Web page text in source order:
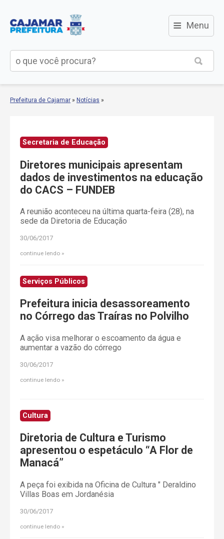
≡ Menu
Prefeitura de Cajamar » Notícias »
Secretaria de Educação
Diretores municipais apresentam
dados de investimentos na educação
do CACS – FUNDEB
A reunião aconteceu na última quarta-feira (28), na
sede da Diretoria de Educação
30/06/2017
continue lendo
Serviços Públicos
Prefeitura inicia desassoreamento
no Córrego das Traíras no Polvilho
A ação visa melhorar o escoamento da água e
aumentar a vazão do córrego
30/06/2017
continue lendo
Cultura
Diretoria de Cultura e Turismo
apresentou o espetáculo “A Flor de
Manacá”
A peça foi exibida na Oficina de Cultura " Deraldino
Villas Boas em Jordanésia
30/06/2017
continue lendo